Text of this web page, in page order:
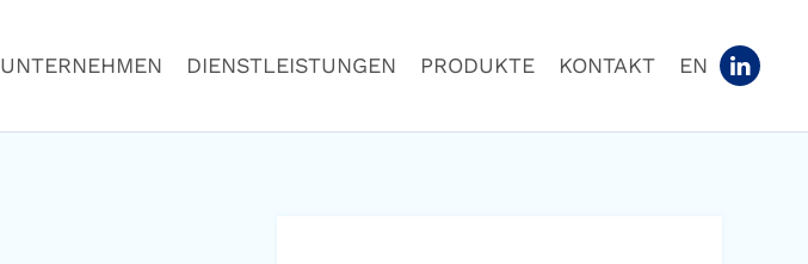
UNTERNEHMEN DIENSTLEISTUNGEN PRODUKTE KONTAKT EN